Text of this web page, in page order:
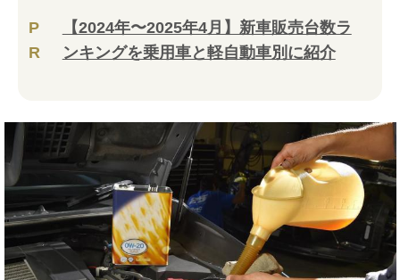
P
R
【2024年〜2025年4月】新車販売台数ラ
ンキングを乗用車と軽自動車別に紹介